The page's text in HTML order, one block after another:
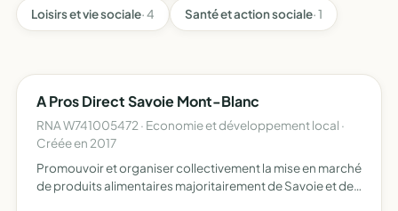
Loisirs et vie sociale· 4 Santé et action sociale· 1
A Pros Direct Savoie Mont-Blanc
RNA W741005472 · Economie et développement local ·
Créée en 2017
Promouvoir et organiser collectivement la mise en marché
de produits alimentaires majoritairement de Savoie et de